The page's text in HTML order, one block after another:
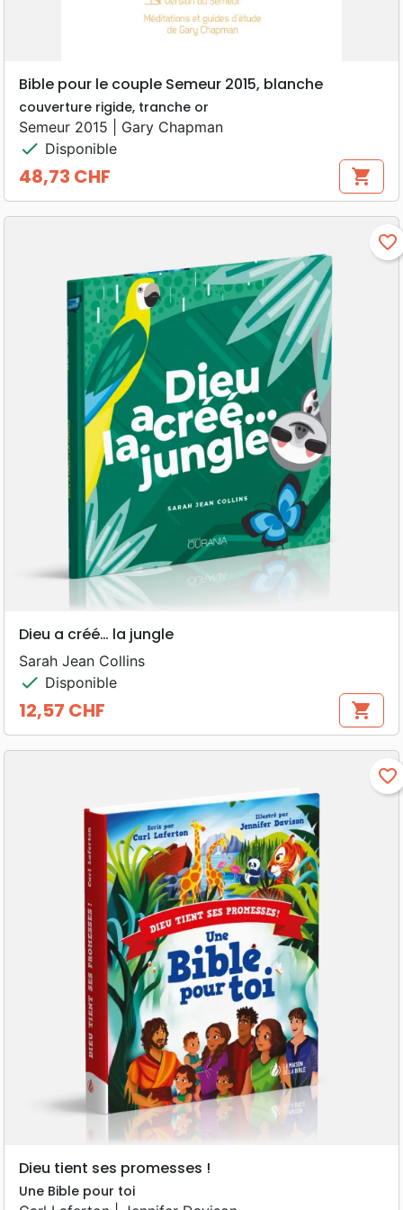
Bible pour le couple Semeur 2015, blanche
couverture rigide, tranche or
Semeur 2015 | Gary Chapman
check Disponible
Prix
48,73 CHF shopping_cart
favorite_border
Dieu a créé… la jungle
Sarah Jean Collins
check Disponible
Prix
12,57 CHF shopping_cart
favorite_border
Dieu tient ses promesses !
Une Bible pour toi